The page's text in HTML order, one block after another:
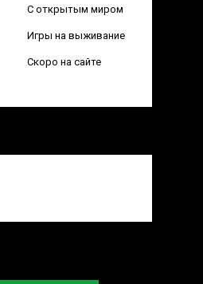
С открытым миром
Игры на выживание
Скоро на сайте